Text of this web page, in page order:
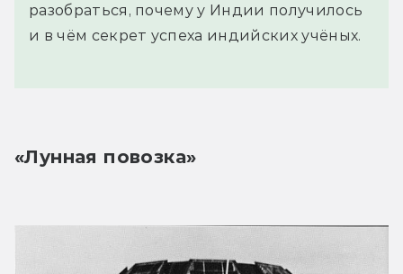
разобраться, почему у Индии получилось
и в чём секрет успеха индийских учёных.
«Лунная повозка»